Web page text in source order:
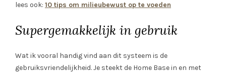
lees ook: 10 tips om milieubewust op te voeden
Supergemakkelijk in gebruik
Wat ik vooral handig vind aan dit systeem is de
gebruiksvriendelijkheid. Je steekt de Home Base in en met